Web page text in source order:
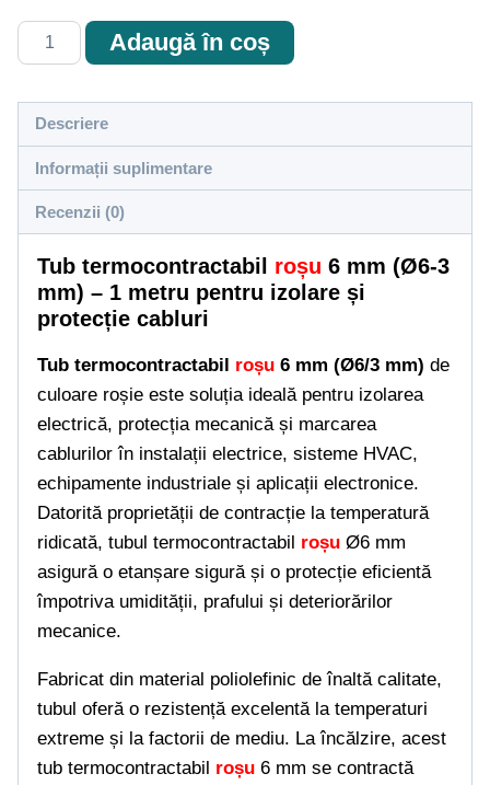
Cantitate
Tub
roșu
6
(6-
3
mm)
Adaugă în coș
Descriere
Informații suplimentare
Recenzii (0)
Tub termocontractabil roșu 6 mm (Ø6-3
mm) – 1 metru pentru izolare și
protecție cabluri
Tub termocontractabil roșu 6 mm (Ø6/3 mm) de
culoare roșie este soluția ideală pentru izolarea
electrică, protecția mecanică și marcarea
cablurilor în instalații electrice, sisteme HVAC,
echipamente industriale și aplicații electronice.
Datorită proprietății de contracție la temperatură
ridicată, tubul termocontractabil roșu Ø6 mm
asigură o etanșare sigură și o protecție eficientă
împotriva umidității, prafului și deteriorărilor
mecanice.
Fabricat din material poliolefinic de înaltă calitate,
tubul oferă o rezistență excelentă la temperaturi
extreme și la factorii de mediu. La încălzire, acest
tub termocontractabil roșu 6 mm se contractă